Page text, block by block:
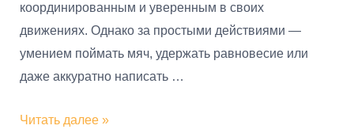
координированным и уверенным в своих
движениях. Однако за простыми действиями —
умением поймать мяч, удержать равновесие или
даже аккуратно написать …
Читать далее »